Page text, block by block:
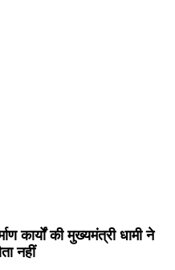
कार्यों की मुख्यमंत्री धामी ने
नहीं